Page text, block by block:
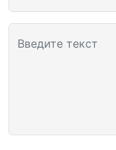
Введите текст